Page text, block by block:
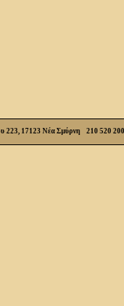
223, 17123 Νέα Σμύρνη 210 520